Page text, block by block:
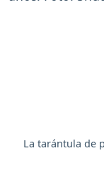
La tarántula de